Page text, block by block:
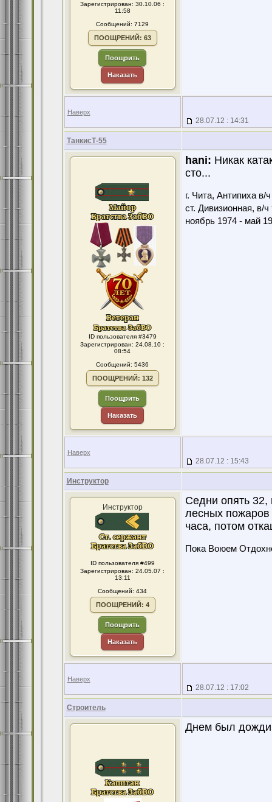
Зарегистрирован: 30.10.06 :
11:58
Сообщений: 7129
ПООЩРЕНИЙ: 63
Поощрить
Наказать
Наверх
28.07.12 : 14:31
ТанкисТ-55
ID пользователя #3479
Зарегистрирован: 24.08.10 :
08:54
Сообщений: 5436
ПООЩРЕНИЙ: 132
Поощрить
Наказать
hani: Никак
сто...
г. Чита, Антипиха в/
ст. Дивизионная, в/ч
ноябрь 1974 - май
Наверх
28.07.12 : 15:43
Инструктор
Инструктор
ID пользователя #499
Зарегистрирован: 24.05.07 :
13:11
Сообщений: 434
ПООЩРЕНИЙ: 4
Поощрить
Наказать
Седни опять 32,
лесных пожаров
часа, потом
Пока Воюем
Наверх
28.07.12 : 17:02
Строитель
Днем был